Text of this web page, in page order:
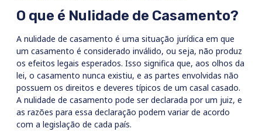
O que é Nulidade de Casamento?
A nulidade de casamento é uma situação jurídica em que
um casamento é considerado inválido, ou seja, não produz
os efeitos legais esperados. Isso significa que, aos olhos da
lei, o casamento nunca existiu, e as partes envolvidas não
possuem os direitos e deveres típicos de um casal casado.
A nulidade de casamento pode ser declarada por um juiz, e
as razões para essa declaração podem variar de acordo
com a legislação de cada país.